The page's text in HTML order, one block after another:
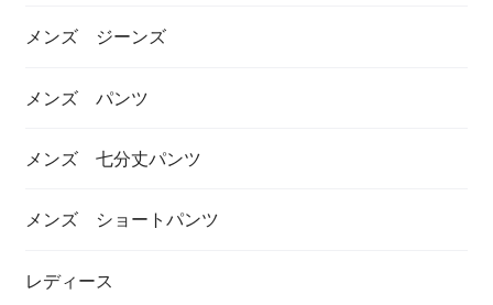
メンズ ジーンズ
メンズ パンツ
メンズ 七分丈パンツ
メンズ ショートパンツ
レディース